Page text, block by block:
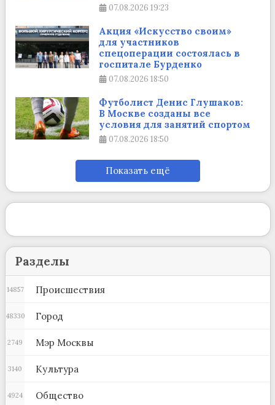
07.08.2026 19:23
Акция «Искусство своим»
для участников
спецоперации состоялась в
госпитале Бурденко
07.08.2026 18:50
Футболист Денис Глушаков:
В Москве созданы все
условия для занятий спортом
07.08.2026 18:50
Показать ещё
Разделы
Происшествия
14857
Город
48330
Мэр Москвы
2749
Культура
3140
Общество
4924